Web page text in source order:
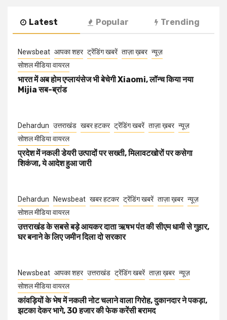
Latest Popular Trending
Newsbeat आपका शहर ट्रेंडिंग खबरें ताज़ा ख़बर न्यूज़
सोशल मीडिया वायरल
भारत में अब होम एप्लायंसेज भी बेचेगी Xiaomi, लॉन्च किया नया
Mijia सब-ब्रांड
Dehardun उत्तराखंड खबर हटकर ट्रेंडिंग खबरें ताज़ा ख़बर न्यूज़
सोशल मीडिया वायरल
प्रदेश में नकली डेयरी उत्पादों पर सख्ती, मिलावटखोरों पर कसेगा
शिकंजा, ये आदेश हुआ जारी
Dehardun Newsbeat खबर हटकर ट्रेंडिंग खबरें ताज़ा ख़बर न्यूज़
सोशल मीडिया वायरल
उत्तराखंड के सबसे बड़े आयकर दाता ऋषभ पंत की सीएम धामी से गुहार,
घर बनाने के लिए जमीन दिला दो सरकार
Newsbeat आपका शहर उत्तराखंड ट्रेंडिंग खबरें ताज़ा ख़बर न्यूज़
सोशल मीडिया वायरल
कांवड़ियों के भेष में नकली नोट चलाने वाला गिरोह, दुकानदार ने पकड़ा,
झटका देकर भागे, 30 हजार की फेक करेंसी बरामद